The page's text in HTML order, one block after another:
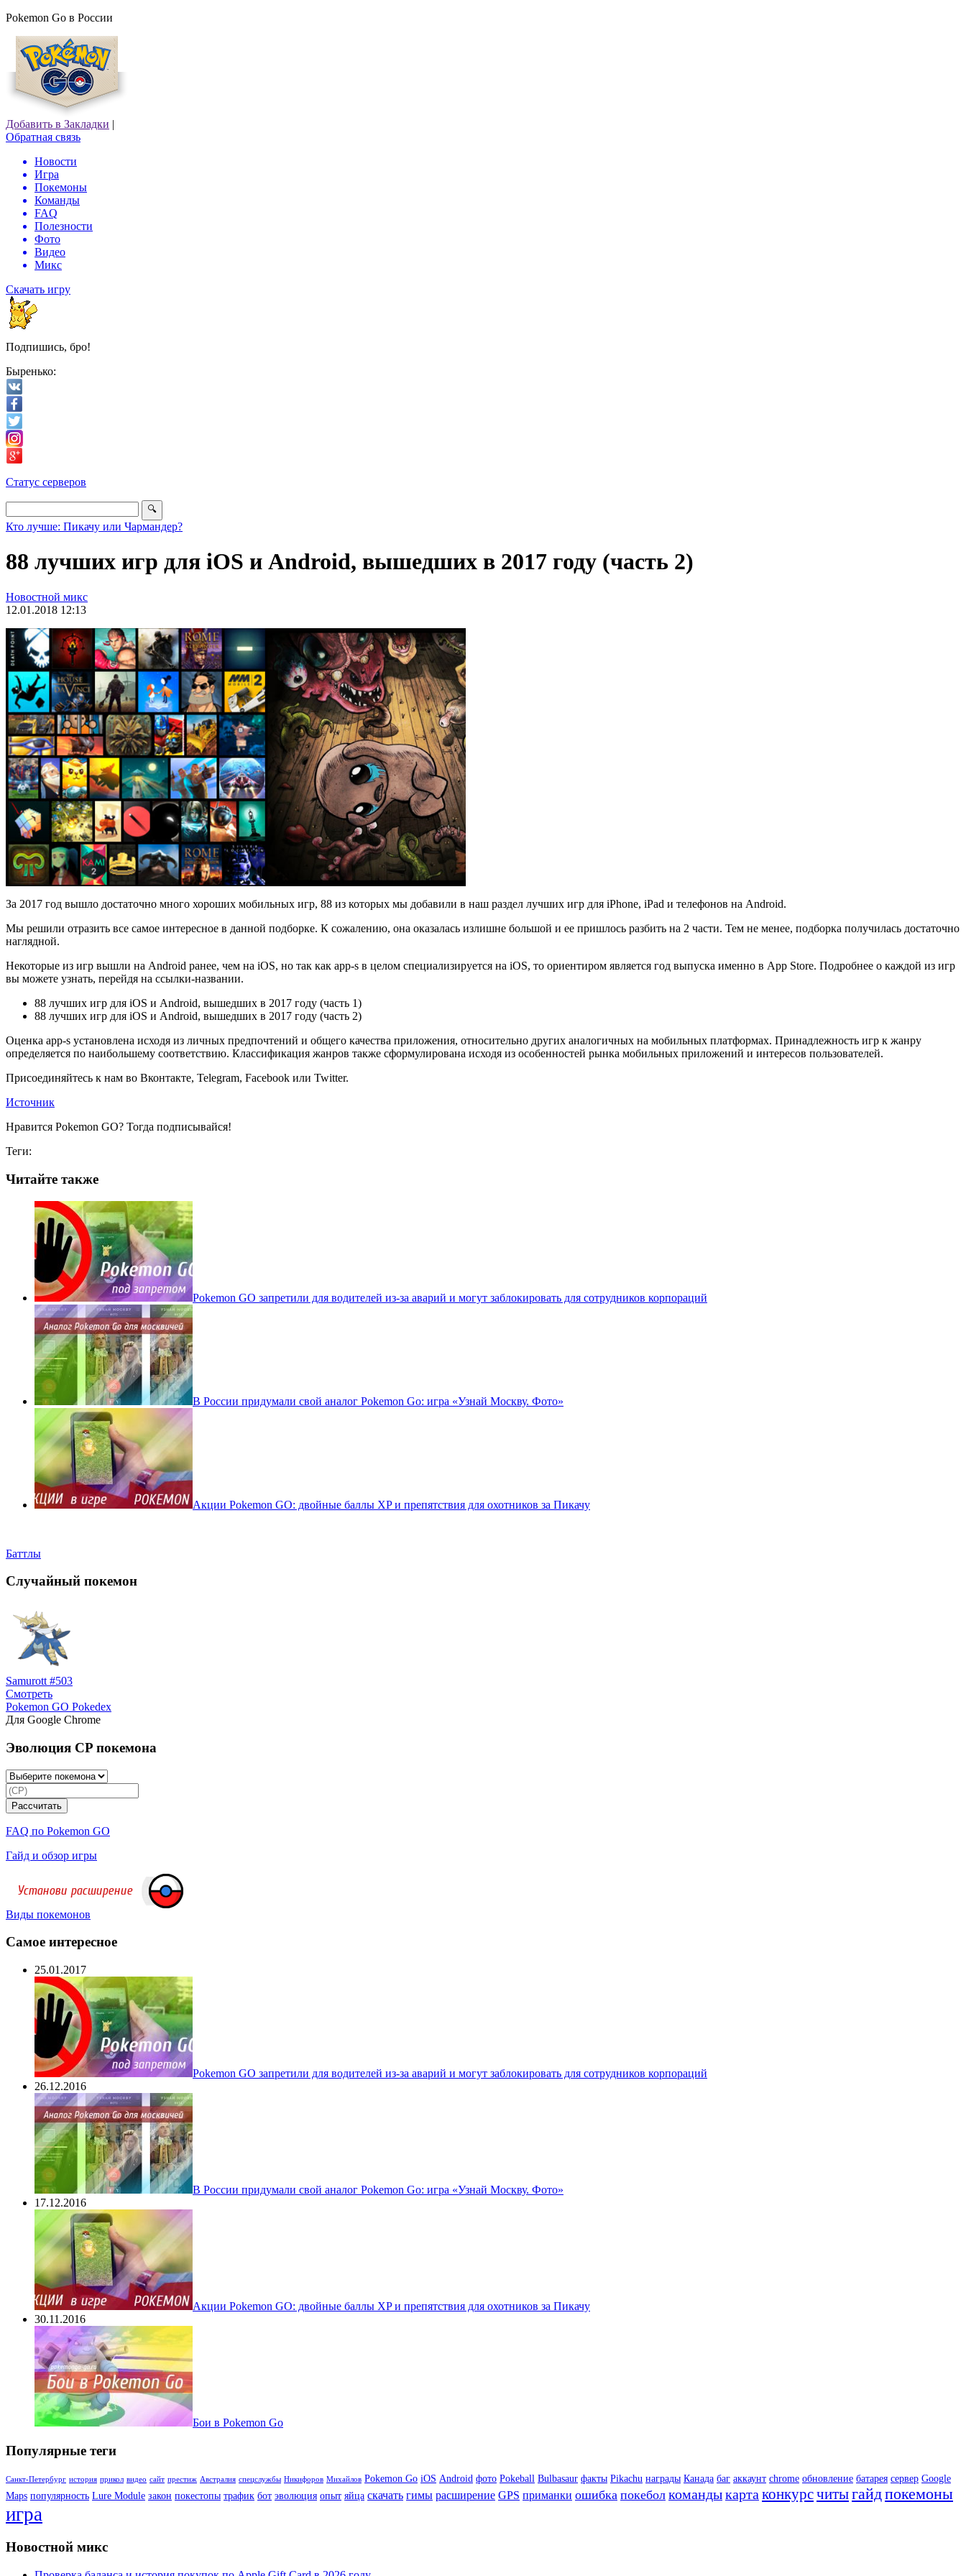
Pokemon Go в России
Добавить в Закладки |
Обратная связь
Новости
Игра
Покемоны
Команды
FAQ
Полезности
Фото
Видео
Микс
Скачать игру
Подпишись, бро!
Быренько:
Статус серверов
Кто лучше: Пикачу или Чармандер?
88 лучших игр для iOS и Android, вышедших в 2017 году (часть 2)
Новостной микс
12.01.2018 12:13
За 2017 год вышло достаточно много хороших мобильных игр, 88 из которых мы добавили в наш раздел лучших игр для iPhone, iPad и телефонов на Android.
Мы решили отразить все самое интересное в данной подборке. К сожалению, она оказалась излишне большой и ее пришлось разбить на 2 части. Тем не менее, подборка получилась достаточно
наглядной.
Некоторые из игр вышли на Android ранее, чем на iOS, но так как app-s в целом специализируется на iOS, то ориентиром является год выпуска именно в App Store. Подробнее о каждой из игр
вы можете узнать, перейдя на ссылки-названии.
88 лучших игр для iOS и Android, вышедших в 2017 году (часть 1)
88 лучших игр для iOS и Android, вышедших в 2017 году (часть 2)
Оценка app-s установлена исходя из личных предпочтений и общего качества приложения, относительно других аналогичных на мобильных платформах. Принадлежность игр к жанру
определяется по наибольшему соответствию. Классификация жанров также сформулирована исходя из особенностей рынка мобильных приложений и интересов пользователей.
Присоединяйтесь к нам во Вконтакте, Telegram, Facebook или Twitter.
Источник
Нравится Pokemon GO? Тогда подписывайся!
Теги:
Читайте также
Pokеmon GO запретили для водителей из-за аварий и могут заблокировать для сотрудников корпораций
В России придумали свой аналог Pokemon Go: игра «Узнай Москву. Фото»
Акции Pokemon GO: двойные баллы XP и препятствия для охотников за Пикачу
Баттлы
Случайный покемон
Samurott #503
Смотреть
Pokemon GO Pokedex
Для Google Chrome
Эволюция CP покемона
FAQ по Pokemon GO
Гайд и обзор игры
Виды покемонов
Самое интересное
25.01.2017
Pokеmon GO запретили для водителей из-за аварий и могут заблокировать для сотрудников корпораций
26.12.2016
В России придумали свой аналог Pokemon Go: игра «Узнай Москву. Фото»
17.12.2016
Акции Pokemon GO: двойные баллы XP и препятствия для охотников за Пикачу
30.11.2016
Бои в Pokemon Go
Популярные теги
Санкт-Петербург история прикол видео сайт престиж Австралия спецслужбы Никифоров Михайлов Pokemon Go iOS Android фото Pokeball Bulbasaur факты Pikachu награды Канада баг аккаунт chrome обновление батарея сервер Google
Maps популярность Lure Module закон покестопы трафик бот эволюция опыт яйца скачать гимы расширение GPS приманки ошибка покебол командыкартаконкурсчитыгайдпокемоны
игра
Новостной микс